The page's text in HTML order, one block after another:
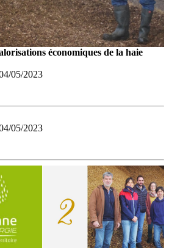
économiques de la haie
05/2023
05/2023